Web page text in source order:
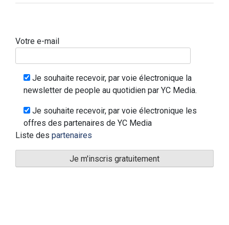
Votre e-mail
Je souhaite recevoir, par voie électronique la
newsletter de people au quotidien par YC Media.
Je souhaite recevoir, par voie électronique les
offres des partenaires de YC Media
Liste des partenaires